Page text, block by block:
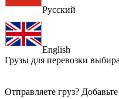
Русский
English
Грузы для перевозки
Отправляете груз?